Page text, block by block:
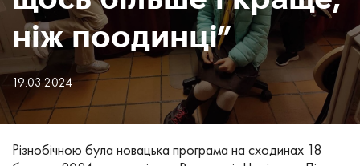
ніж поодинці”
19.03.2024
Різнобічною була новацька програма на сходинах 18